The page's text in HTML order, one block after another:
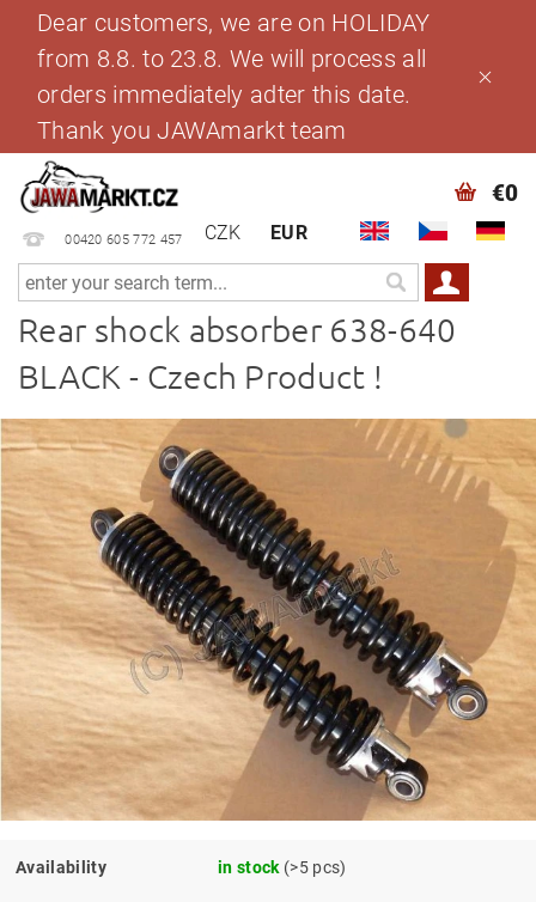
Dear customers, we are on HOLIDAY
from 8.8. to 23.8. We will process all
orders immediately adter this date.
Thank you JAWAmarkt team
00420 605 772 457 CZK EUR
€0
Rear shock absorber 638-640
BLACK - Czech Product !
Availability in stock (>5 pcs)